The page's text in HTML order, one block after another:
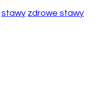
stawy zdrowe stawy